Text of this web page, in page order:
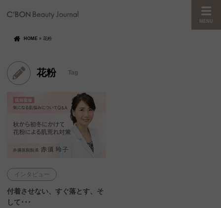
MENU
HOME » 花粉
花粉 Tag
インタビュー
付着させない、すぐ落とす、そ
して･･･